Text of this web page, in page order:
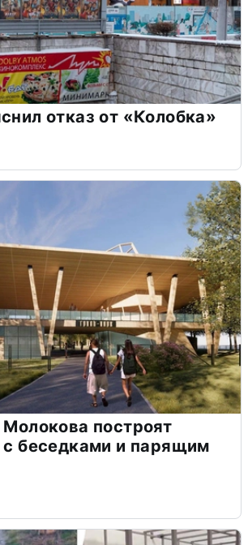
отказ от «Колобка»
построят
с беседками и парящим